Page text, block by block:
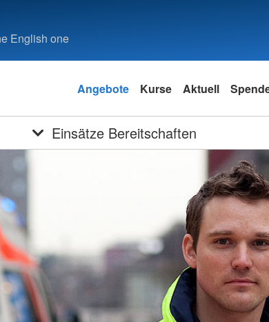
English one
Angebote Kurse Aktuell
Einsätze Bereitschaften